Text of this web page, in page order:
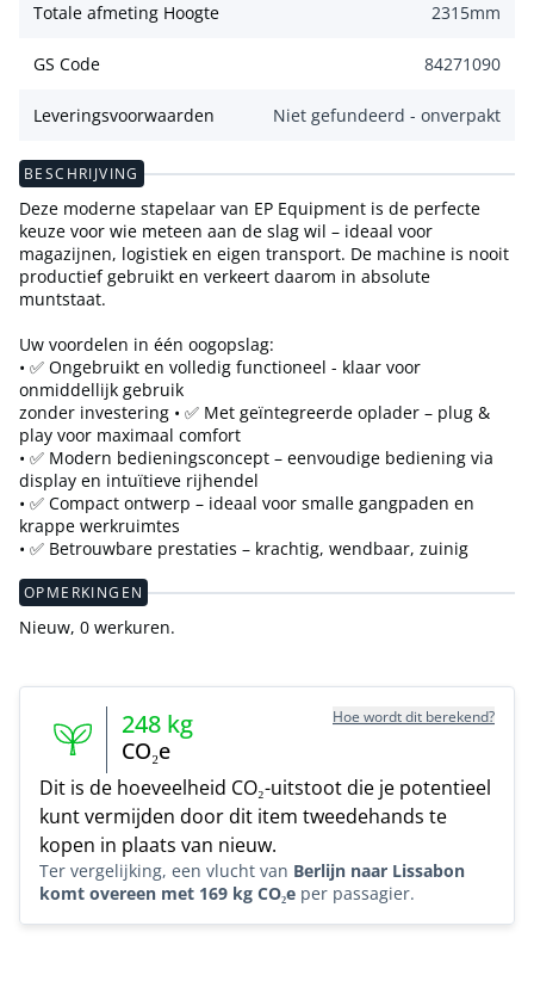
Totale afmeting Hoogte 2315mm
GS Code 84271090
Leveringsvoorwaarden Niet gefundeerd - onverpakt
BESCHRIJVING
Deze moderne stapelaar van EP Equipment is de perfecte
keuze voor wie meteen aan de slag wil – ideaal voor
magazijnen, logistiek en eigen transport. De machine is nooit
productief gebruikt en verkeert daarom in absolute
muntstaat.
Uw voordelen in één oogopslag:
• ✅ Ongebruikt en volledig functioneel - klaar voor
onmiddellijk gebruik
zonder investering • ✅ Met geïntegreerde oplader – plug &
play voor maximaal comfort
• ✅ Modern bedieningsconcept – eenvoudige bediening via
display en intuïtieve rijhendel
• ✅ Compact ontwerp – ideaal voor smalle gangpaden en
krappe werkruimtes
• ✅ Betrouwbare prestaties – krachtig, wendbaar, zuinig
OPMERKINGEN
Nieuw, 0 werkuren.
248 kg
CO₂e
Hoe wordt dit berekend?
Dit is de hoeveelheid CO₂-uitstoot die je potentieel
kunt vermijden door dit item tweedehands te
kopen in plaats van nieuw.
Ter vergelijking, een vlucht van Berlijn naar Lissabon
komt overeen met 169 kg CO₂e per passagier.